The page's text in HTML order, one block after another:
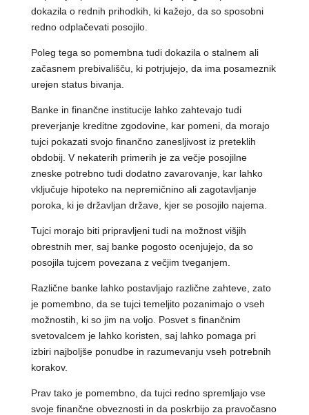
dokazila o rednih prihodkih, ki kažejo, da so sposobni
redno odplačevati posojilo.
Poleg tega so pomembna tudi dokazila o stalnem ali
začasnem prebivališču, ki potrjujejo, da ima posameznik
urejen status bivanja.
Banke in finančne institucije lahko zahtevajo tudi
preverjanje kreditne zgodovine, kar pomeni, da morajo
tujci pokazati svojo finančno zanesljivost iz preteklih
obdobij. V nekaterih primerih je za večje posojilne
zneske potrebno tudi dodatno zavarovanje, kar lahko
vključuje hipoteko na nepremičnino ali zagotavljanje
poroka, ki je državljan države, kjer se posojilo najema.
Tujci morajo biti pripravljeni tudi na možnost višjih
obrestnih mer, saj banke pogosto ocenjujejo, da so
posojila tujcem povezana z večjim tveganjem.
Različne banke lahko postavljajo različne zahteve, zato
je pomembno, da se tujci temeljito pozanimajo o vseh
možnostih, ki so jim na voljo. Posvet s finančnim
svetovalcem je lahko koristen, saj lahko pomaga pri
izbiri najboljše ponudbe in razumevanju vseh potrebnih
korakov.
Prav tako je pomembno, da tujci redno spremljajo vse
svoje finančne obveznosti in da poskrbijo za pravočasno